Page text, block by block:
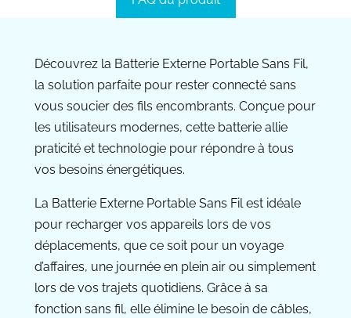
Découvrez la Batterie Externe Portable Sans Fil,
la solution parfaite pour rester connecté sans
vous soucier des fils encombrants. Conçue pour
les utilisateurs modernes, cette batterie allie
praticité et technologie pour répondre à tous
vos besoins énergétiques.
La Batterie Externe Portable Sans Fil est idéale
pour recharger vos appareils lors de vos
déplacements, que ce soit pour un voyage
d’affaires, une journée en plein air ou simplement
lors de vos trajets quotidiens. Grâce à sa
fonction sans fil, elle élimine le besoin de câbles,